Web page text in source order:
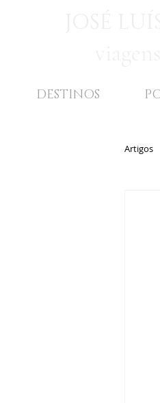
DESTINOS
Artigos